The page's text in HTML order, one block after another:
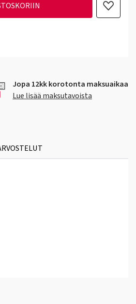
Jopa 12kk korotonta maksuaikaa
Lue lisää maksutavoista